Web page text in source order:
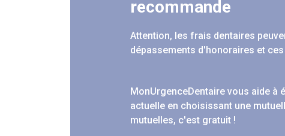
recommande
Attention, les frais dentaires
dépassements d'honoraires et
MonUrgenceDentaire vous aide à
actuelle en choisissant une
mutuelles, c'est gratuit !